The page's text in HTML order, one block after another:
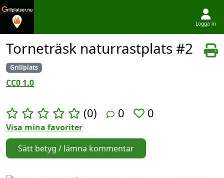
Logga in
Torneträsk naturrastplats #2
Grillplats
CC0 1.0
(0) 0 0
Visa mina favoriter
Sätt betyg / lämna kommentar